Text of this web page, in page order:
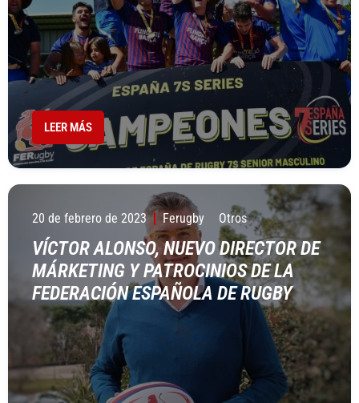
LEER MÁS
20 de febrero de 2023 Ferugby Otros
VÍCTOR ALONSO, NUEVO DIRECTOR DE
MÁRKETING Y PATROCINIOS DE LA
FEDERACIÓN ESPAÑOLA DE RUGBY